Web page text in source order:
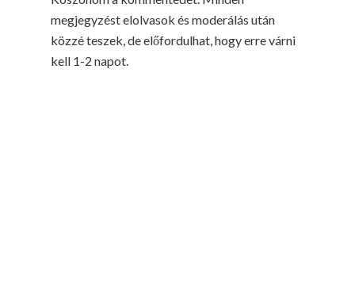
megjegyzést elolvasok és moderálás után
közzé teszek, de előfordulhat, hogy erre várni
kell 1-2 napot.